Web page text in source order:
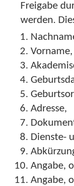
Freigabe
werden.
Vorname,
Adresse,
Dienste-
Angabe,
Angabe,